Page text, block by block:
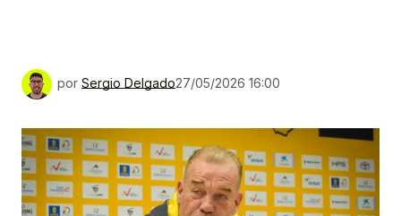
por Sergio Delgado27/05/2026 16:00